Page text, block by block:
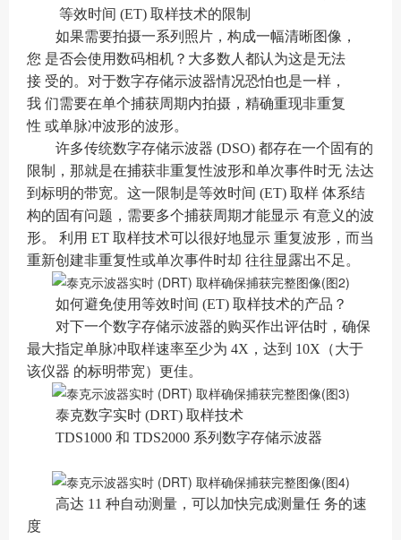
等效时间 (ET) 取样技术的限制
如果需要拍摄一系列照片，构成一幅清晰图像，
您 是否会使用数码相机？大多数人都认为这是无法
接 受的。对于数字存储示波器情况恐怕也是一样，
我 们需要在单个捕获周期内拍摄，精确重现非重复
性 或单脉冲波形的波形。
许多传统数字存储示波器 (DSO) 都存在一个固有的
限制，那就是在捕获非重复性波形和单次事件时无 法达
到标明的带宽。这一限制是等效时间 (ET) 取样 体系结
构的固有问题，需要多个捕获周期才能显示 有意义的波
形。 利用 ET 取样技术可以很好地显示 重复波形，而当
重新创建非重复性或单次事件时却 往往显露出不足。
如何避免使用等效时间 (ET) 取样技术的产品？
对下一个数字存储示波器的购买作出评估时，确保
最大指定单脉冲取样速率至少为 4X，达到 10X（大于
该仪器 的标明带宽）更佳。
泰克数字实时 (DRT) 取样技术
TDS1000 和 TDS2000 系列数字存储示波器
高达 11 种自动测量，可以加快完成测量任 务的速
度